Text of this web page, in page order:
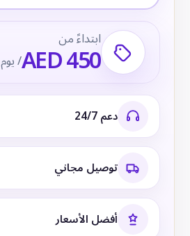
ابتداءً من
AED 450/ يوم
دعم 24/7
توصيل مجاني
أفضل الأسعار